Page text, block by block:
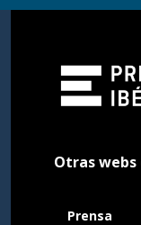
Otras webs
Prensa